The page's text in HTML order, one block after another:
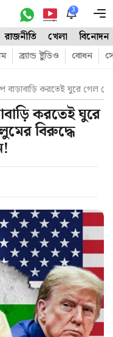
3
রাজনীতি খেলা বিনোদন
ব্র্যান্ড ষ্টুডিও বোধন
করতেই ঘুরে গেল
করতেই ঘুরে
বিরুদ্ধে